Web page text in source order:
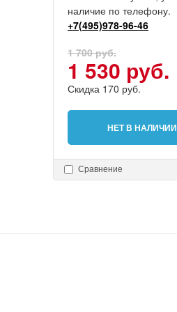
наличие по телефону.
+7(495)978-96-46
1 700 руб.
1 530 руб.
Скидка 170 руб.
НЕТ В НАЛИЧИИ
Сравнение